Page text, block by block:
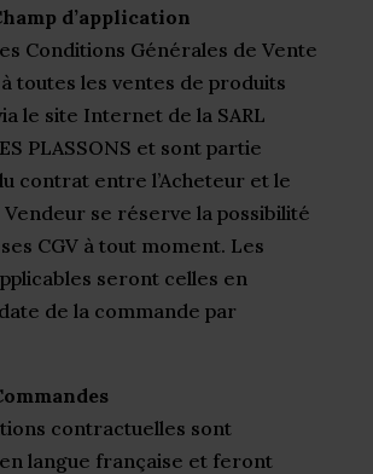
d’application
Conditions Générales de Vente
à toutes les ventes de produits
le site Internet de la SARL
PLASSONS et sont partie
contrat entre l’Acheteur et le
se réserve la possibilité
CGV à tout moment. Les
seront celles en
de la commande par
contractuelles sont
langue française et feront